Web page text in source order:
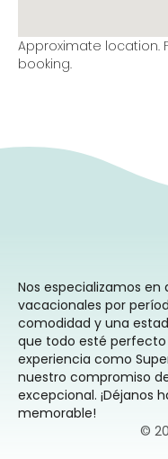
Approximate location.
booking.
Nos especializamos en
vacacionales por
comodidad y una
que todo esté perfecto
experiencia como
nuestro compromiso
excepcional. ¡Déjanos
memorable!
©